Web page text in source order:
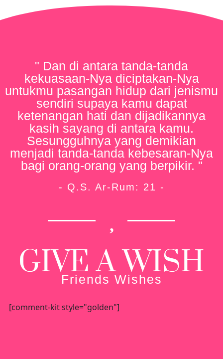
" Dan di antara tanda-tanda
kekuasaan-Nya diciptakan-Nya
untukmu pasangan hidup dari jenismu
sendiri supaya kamu dapat
ketenangan hati dan dijadikannya
kasih sayang di antara kamu.
Sesungguhnya yang demikian
menjadi tanda-tanda kebesaran-Nya
bagi orang-orang yang berpikir. "
- Q.S. Ar-Rum: 21 -
GIVE A WISH
Friends Wishes
[comment-kit style="golden"]